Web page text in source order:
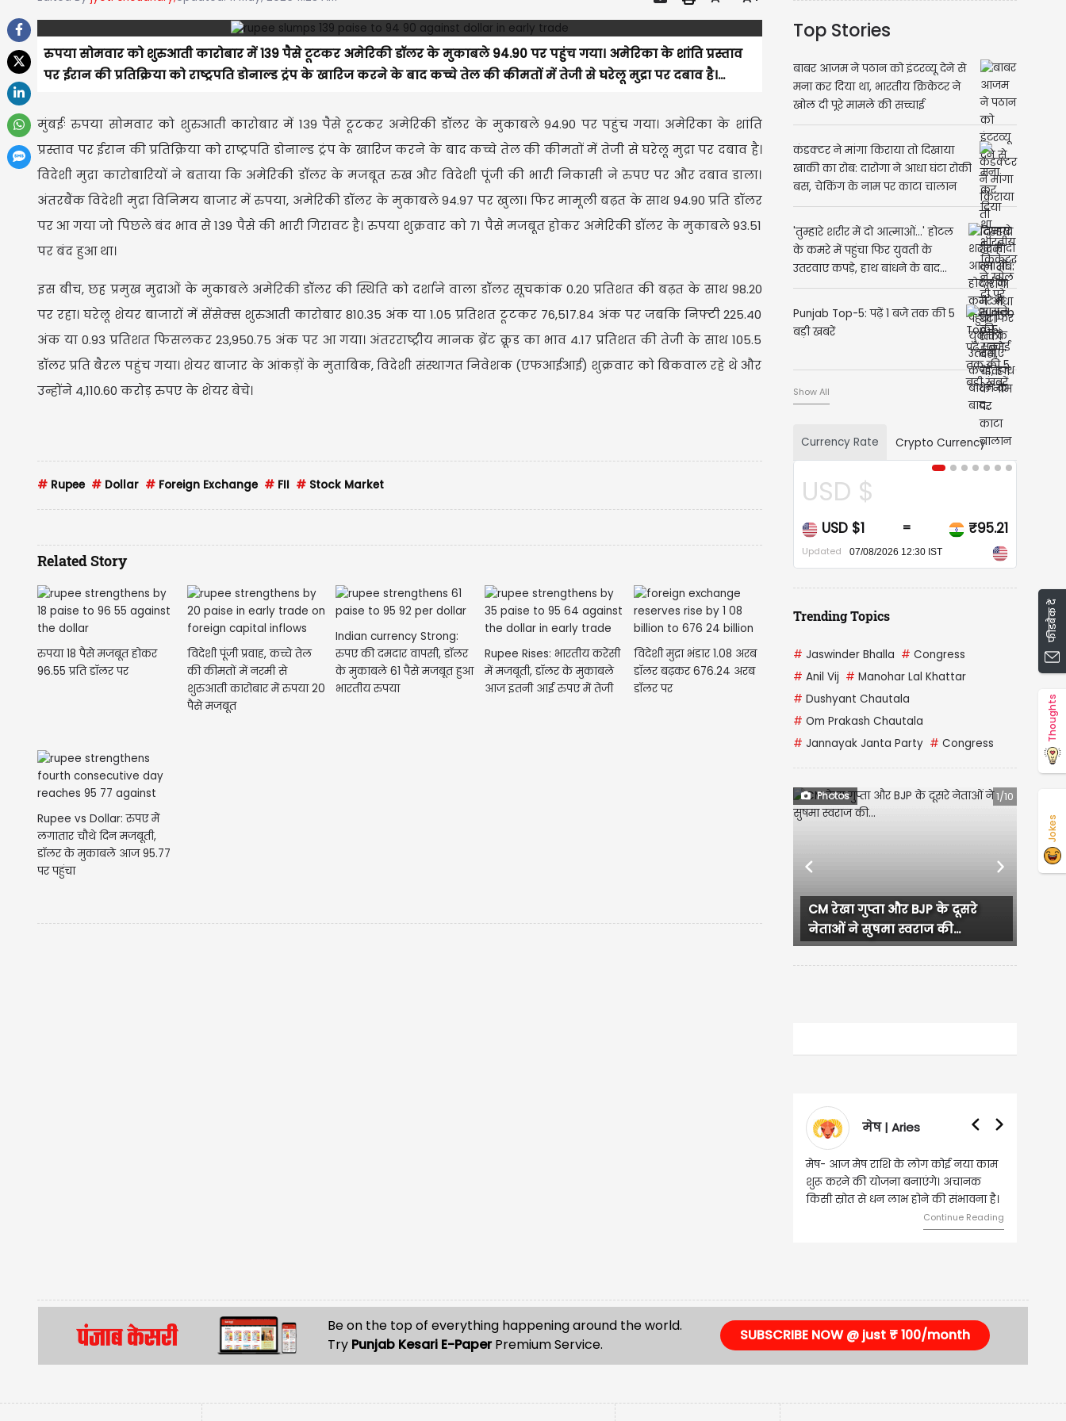
रुपया सोमवार को शुरुआती कारोबार में 139 पैसे टूटकर अमेरिकी डॉलर के मुकाबले 94.90 पर पहुंच गया। अमेरिका के शांति प्रस्ताव
पर ईरान की प्रतिक्रिया को राष्ट्रपति डोनाल्ड ट्रंप के खारिज करने के बाद कच्चे तेल की कीमतों में तेजी से घरेलू मुद्रा पर दबाव है।...
मुंबईः रुपया सोमवार को शुरुआती कारोबार में 139 पैसे टूटकर अमेरिकी डॉलर के मुकाबले 94.90 पर पहुंच गया। अमेरिका के शांति
प्रस्ताव पर ईरान की प्रतिक्रिया को राष्ट्रपति डोनाल्ड ट्रंप के खारिज करने के बाद कच्चे तेल की कीमतों में तेजी से घरेलू मुद्रा पर दबाव है।
विदेशी मुद्रा कारोबारियों ने बताया कि अमेरिकी डॉलर के मजबूत रुख और विदेशी पूंजी की भारी निकासी ने रुपए पर और दबाव डाला।
अंतरबैंक विदेशी मुद्रा विनिमय बाजार में रुपया, अमेरिकी डॉलर के मुकाबले 94.97 पर खुला। फिर मामूली बढ़त के साथ 94.90 प्रति डॉलर
पर आ गया जो पिछले बंद भाव से 139 पैसे की भारी गिरावट है। रुपया शुक्रवार को 71 पैसे मजबूत होकर अमेरिकी डॉलर के मुकाबले 93.51
पर बंद हुआ था।
इस बीच, छह प्रमुख मुद्राओं के मुकाबले अमेरिकी डॉलर की स्थिति को दर्शाने वाला डॉलर सूचकांक 0.20 प्रतिशत की बढ़त के साथ 98.20
पर रहा। घरेलू शेयर बाजारों में सेंसेक्स शुरुआती कारोबार 810.35 अंक या 1.05 प्रतिशत टूटकर 76,517.84 अंक पर जबकि निफ्टी 225.40
अंक या 0.93 प्रतिशत फिसलकर 23,950.75 अंक पर आ गया। अंतरराष्ट्रीय मानक ब्रेंट क्रूड का भाव 4.17 प्रतिशत की तेजी के साथ 105.5
डॉलर प्रति बैरल पहुंच गया। शेयर बाजार के आंकड़ों के मुताबिक, विदेशी संस्थागत निवेशक (एफआईआई) शुक्रवार को बिकवाल रहे थे और
उन्होंने 4,110.60 करोड़ रुपए के शेयर बेचे।
# Rupee # Dollar # Foreign Exchange # FII # Stock Market
Related Story
रुपया 18 पैसे मजबूत होकर
96.55 प्रति डॉलर पर
विदेशी पूंजी प्रवाह, कच्चे तेल
की कीमतों में नरमी से
शुरुआती कारोबार में रुपया 20
पैसे मजबूत
Indian currency Strong:
रुपए की दमदार वापसी, डॉलर
के मुकाबले 61 पैसे मजबूत हुआ
भारतीय रुपया
Rupee Rises: भारतीय करेंसी
में मजबूती, डॉलर के मुकाबले
आज इतनी आई रुपए में तेजी
विदेशी मुद्रा भंडार 1.08 अरब
डॉलर बढ़कर 676.24 अरब
डॉलर पर
Rupee vs Dollar: रुपए में
लगातार चौथे दिन मजबूती,
डॉलर के मुकाबले आज 95.77
पर पहुंचा
Top Stories
बाबर आजम ने पठान को इंटरव्यू देने से
मना कर दिया था, भारतीय क्रिकेटर ने
खोल दी पूरे मामले की सच्चाई
कंडक्टर ने मांगा किराया तो दिखाया
खाकी का रोब: दारोगा ने आधा घंटा रोकी
बस, चेकिंग के नाम पर काटा चालान
'तुम्हारे शरीर में दो आत्माओं...' होटल
के कमरे में पहुंचा फिर युवती के
उतरवाए कपड़े, हाथ बांधने के बाद...
Punjab Top-5: पढ़ें 1 बजे तक की 5
बड़ी खबरें
Show All
Currency Rate Crypto Currency
USD $
USD $1 = ₹95.21
Updated 07/08/2026 12:30 IST
Trending Topics
# Jaswinder Bhalla # Congress
# Anil Vij # Manohar Lal Khattar
# Dushyant Chautala
# Om Prakash Chautala
# Jannayak Janta Party # Congress
Photos 1/10
CM रेखा गुप्ता और BJP के दूसरे
नेताओं ने सुषमा स्वराज की...
Previous Next
मेष | Aries
मेष- आज मेष राशि के लोग कोई नया काम
शुरू करने की योजना बनाएंगे। अचानक
किसी स्रोत से धन लाभ होने की संभावना है।
Continue Reading
Be on the top of everything happening around the world.
Try Punjab Kesari E-PaperPremium Service.
SUBSCRIBE NOW @ just ₹ 100/month
फीडबैक दें
Thoughts
Jokes